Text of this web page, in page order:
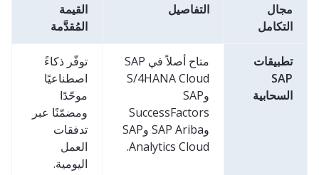
مجال
التكامل
التفاصيل
القيمة
المُقدَّمة
تطبيقات
SAP
السحابية
متاح أصلاً في SAP
S/4HANA Cloud
وSAP
SuccessFactors
وSAP Ariba وSAP
Analytics Cloud.
توفّر ذكاءً
اصطناعيًا
موحّدًا
ومضمّنًا عبر
تدفقات
العمل
اليومية.